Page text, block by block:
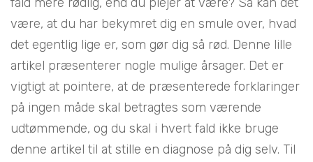
være, at du har bekymret dig en smule over, hvad
det egentlig lige er, som gør dig så rød. Denne lille
artikel præsenterer nogle mulige årsager. Det er
vigtigt at pointere, at de præsenterede forklaringer
på ingen måde skal betragtes som værende
udtømmende, og du skal i hvert fald ikke bruge
denne artikel til at stille en diagnose på dig selv. Til